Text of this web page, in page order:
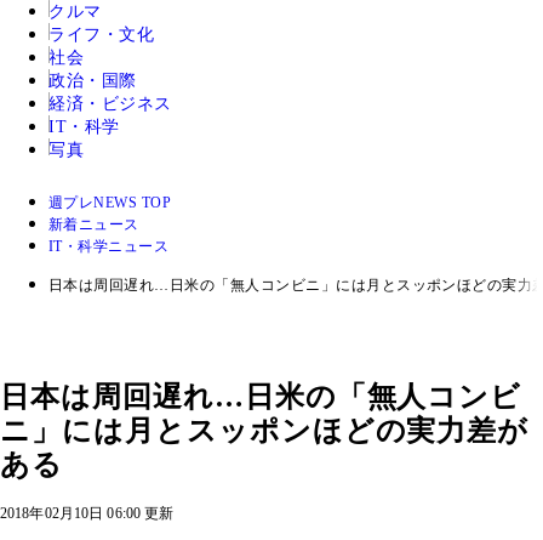
クルマ
ライフ・文化
社会
政治・国際
経済・ビジネス
IT・科学
写真
週プレNEWS TOP
新着ニュース
IT・科学ニュース
日本は周回遅れ…日米の「無人コンビニ」には月とスッポンほどの実力
日本は周回遅れ…日米の「無人コンビ
ニ」には月とスッポンほどの実力差が
ある
2018年02月10日 06:00 更新